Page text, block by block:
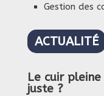
Gestion des
ACTUALITÉ
Le cuir
juste ?